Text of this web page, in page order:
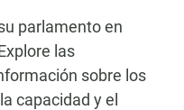
parlamento en
las
sobre los
capacidad y el